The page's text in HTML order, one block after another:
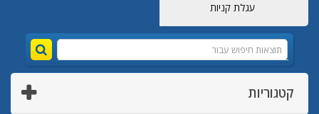
עגלת קניות
קטגוריות